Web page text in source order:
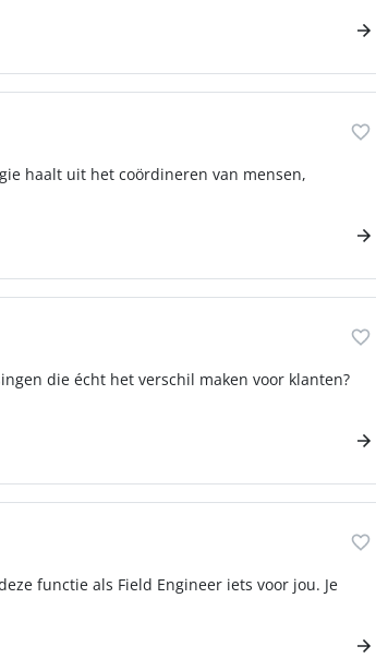
haalt uit het coördineren van mensen,
die écht het verschil maken voor klanten?
functie als Field Engineer iets voor jou. Je